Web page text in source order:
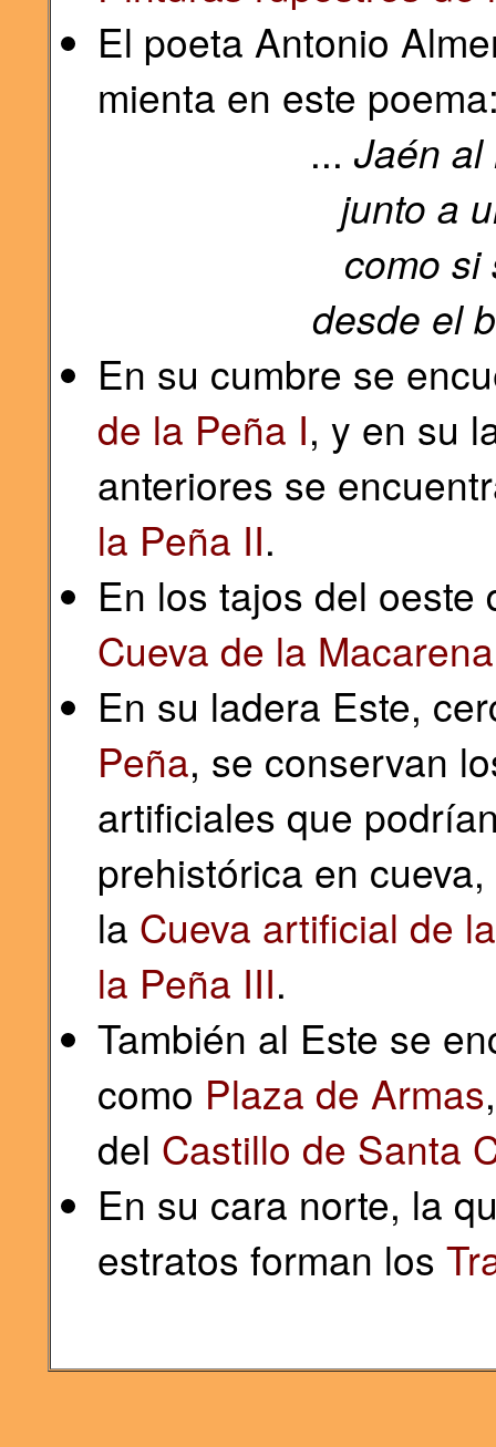
El poeta Antonio
mienta en este
... Jaén al
junto a
como si
desde el
En su cumbre se
de la Peña I, y en su
anteriores se
la Peña II.
En los tajos del
Cueva de la Macarena
En su ladera Este,
Peña, se conservan
artificiales que
prehistórica en
la Cueva artificial de
la Peña III.
También al Este se
como Plaza de Armas
del Castillo de Santa
En su cara norte, la
estratos forman los